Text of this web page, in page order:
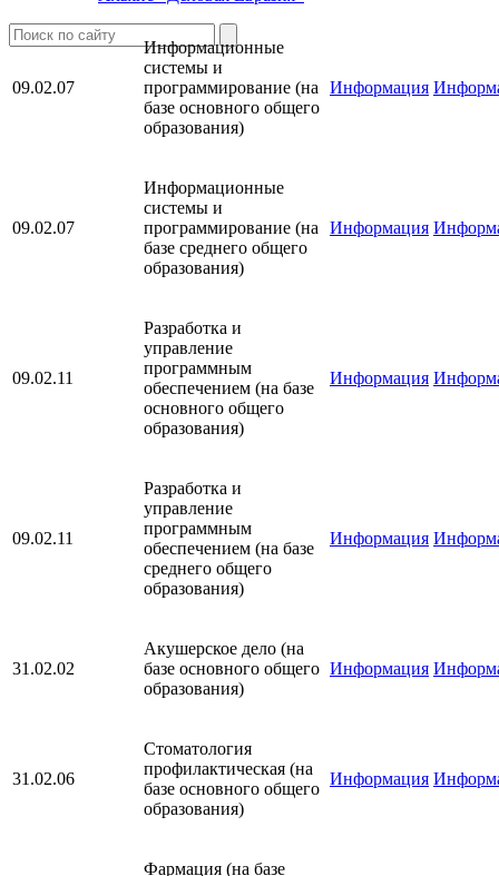
09.02.07
Информационные
системы и
программирование (на
базе основного общего
образования)
Информация
09.02.07
Информационные
системы и
программирование (на
базе среднего общего
образования)
Информация
09.02.11
Разработка и
управление
программным
обеспечением (на базе
основного общего
образования)
Информация
09.02.11
Разработка и
управление
программным
обеспечением (на базе
среднего общего
образования)
Информация
31.02.02
Акушерское дело (на
базе основного общего
образования)
Информация
31.02.06
Стоматология
профилактическая (на
базе основного общего
образования)
Информация
Фармация (на базе